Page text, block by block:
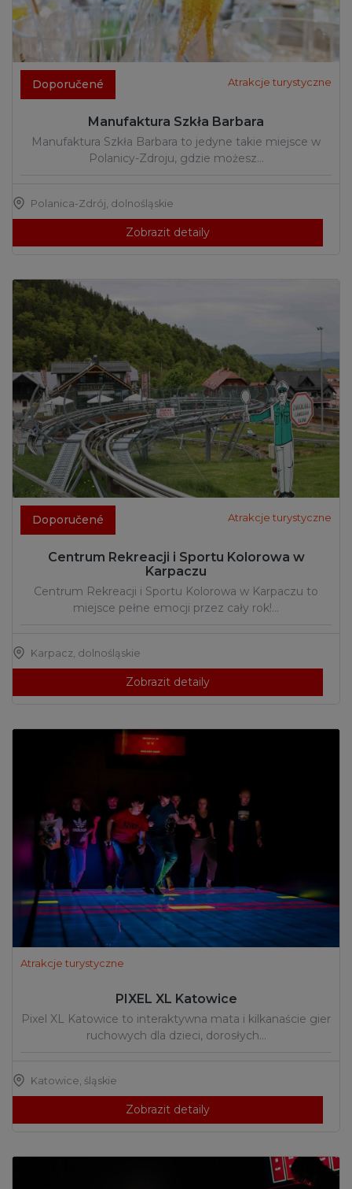
Doporučené Atrakcje turystyczne
Manufaktura Szkła Barbara
Manufaktura Szkła Barbara to jedyne takie miejsce w
Polanicy-Zdroju, gdzie możesz…
Polanica-Zdrój dolnośląskie
Zobrazit detaily
Doporučené Atrakcje turystyczne
Centrum Rekreacji i Sportu Kolorowa w
Karpaczu
Centrum Rekreacji i Sportu Kolorowa w Karpaczu to
miejsce pełne emocji przez cały rok!…
Karpacz dolnośląskie
Zobrazit detaily
Atrakcje turystyczne
PIXEL XL Katowice
Pixel XL Katowice to interaktywna mata i kilkanaście gier
ruchowych dla dzieci, dorosłych…
Katowice śląskie
Zobrazit detaily